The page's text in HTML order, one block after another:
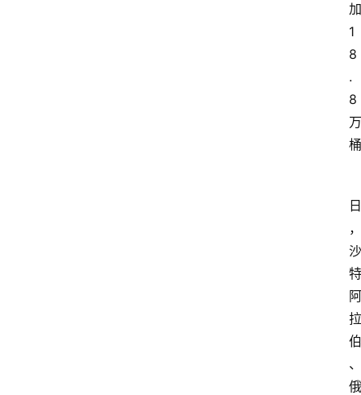
加
1
8
.
8
万
桶
日
，
沙
特
阿
拉
伯
、
俄